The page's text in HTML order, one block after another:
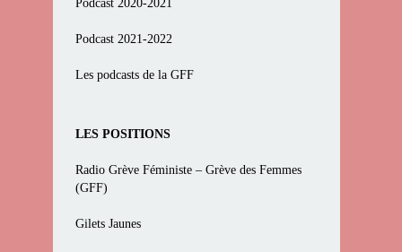
Podcast 2020-2021
Podcast 2021-2022
Les podcasts de la GFF
LES POSITIONS
Radio Grève Féministe – Grève des Femmes
(GFF)
Gilets Jaunes